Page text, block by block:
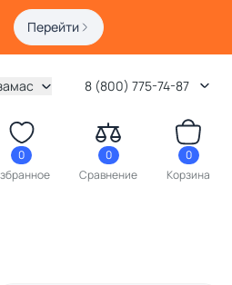
Перейти
8 (800) 775-74-87
0
0
Сравнение
0
Корзина